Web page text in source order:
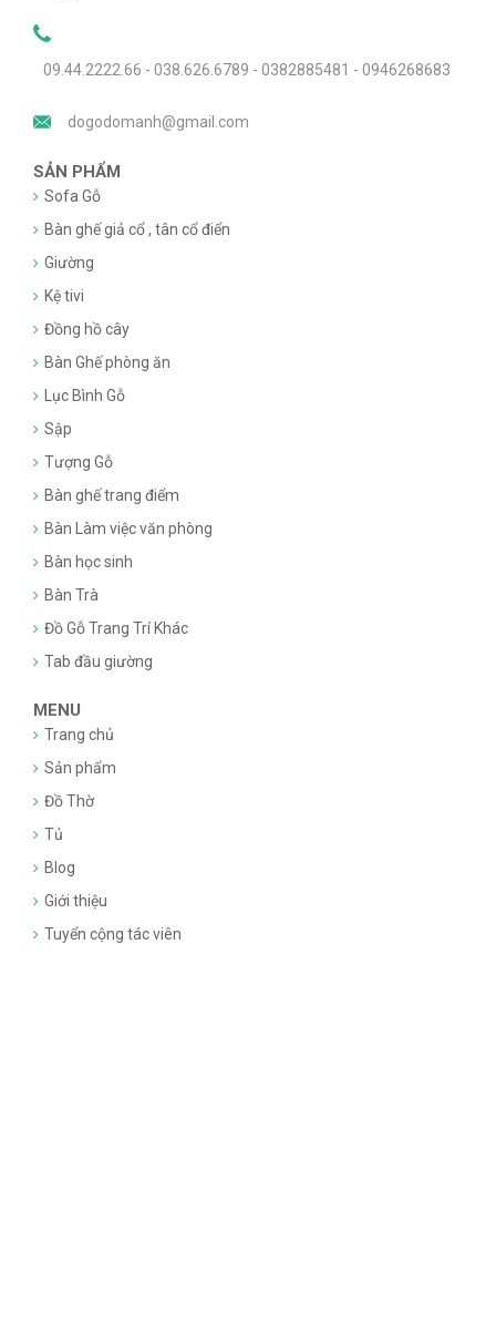
09.44.2222.66 - 038.626.6789 - 0382885481 - 0946268683
dogodomanh@gmail.com
SẢN PHẨM
Sofa Gỗ
Bàn ghế giả cổ , tân cổ điển
Giường
Kệ tivi
Đồng hồ cây
Bàn Ghế phòng ăn
Lục Bình Gỗ
Sập
Tượng Gỗ
Bàn ghế trang điểm
Bàn Làm việc văn phòng
Bàn học sinh
Bàn Trà
Đồ Gỗ Trang Trí Khác
Tab đầu giường
MENU
Trang chủ
Sản phẩm
Đồ Thờ
Tủ
Blog
Giới thiệu
Tuyển cộng tác viên